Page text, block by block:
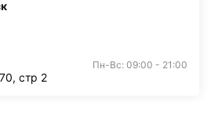
Пн-Вс: 09:00 - 21:00
стр 2